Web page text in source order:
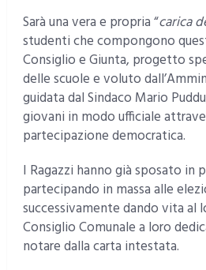
Sarà una vera e propria “carica
studenti che compongono
Consiglio e Giunta, progetto
delle scuole e voluto
guidata dal Sindaco Mario
giovani in modo ufficiale
partecipazione democratica.
I Ragazzi hanno già sposato in
partecipando in massa alle
successivamente dando vita al
Consiglio Comunale a loro
notare dalla carta intestata.